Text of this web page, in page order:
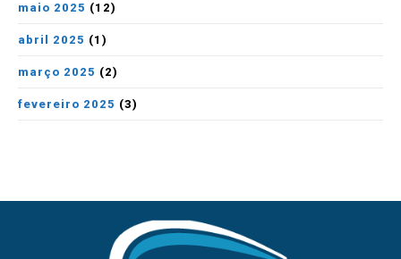
maio 2025 (12)
abril 2025 (1)
março 2025 (2)
fevereiro 2025 (3)